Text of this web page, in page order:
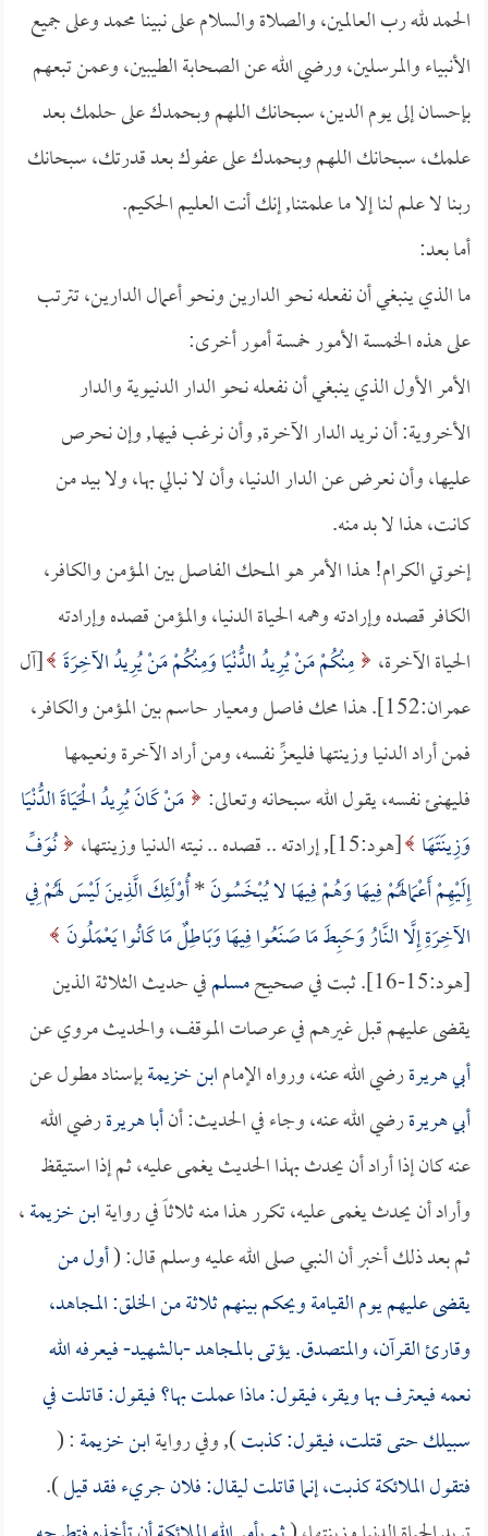
الحمد لله رب العالمين، والصلاة والسلام على نبينا محمد وعلى جميع
الأنبياء والمرسلين، ورضي الله عن الصحابة الطيبين، وعمن تبعهم
بإحسان إلى يوم الدين، سبحانك اللهم وبحمدك على حلمك بعد
علمك، سبحانك اللهم وبحمدك على عفوك بعد قدرتك، سبحانك
ربنا لا علم لنا إلا ما علمتنا, إنك أنت العليم الحكيم.
أما بعد:
ما الذي ينبغي أن نفعله نحو الدارين ونحو أعمال الدارين، تترتب
على هذه الخمسة الأمور خمسة أمور أخرى:
الأمر الأول الذي ينبغي أن نفعله نحو الدار الدنيوية والدار
الأخروية: أن نريد الدار الآخرة, وأن نرغب فيها, وإن نحرص
عليها، وأن نعرض عن الدار الدنيا، وأن لا نبالي بها، ولا بيد من
كانت، هذا لا بد منه.
إخوتي الكرام! هذا الأمر هو المحك الفاصل بين المؤمن والكافر،
الكافر قصده وإرادته وهمه الحياة الدنيا، والمؤمن قصده وإرادته
الحياة الآخرة، مِنْكُمْ مَنْ يُرِيدُ الدُّنْيَا وَمِنْكُمْ مَنْ يُرِيدُ الآخِرَةَ [آل
عمران:152]. هذا محك فاصل ومعيار حاسم بين المؤمن والكافر،
فمن أراد الدنيا وزينتها فليعزِّ نفسه، ومن أراد الآخرة ونعيمها
فليهنئ نفسه، يقول الله سبحانه وتعالى: مَنْ كَانَ يُرِيدُ الْحَيَاةَ الدُّنْيَا
وَزِينَتَهَا [هود:15], إرادته .. قصده .. نيته الدنيا وزينتها،
نُوَفِّ
إِلَيْهِمْ أَعْمَالَهُمْ فِيهَا وَهُمْ فِيهَا لا يُبْخَسُونَ*أُوْلَئِكَ الَّذِينَ لَيْسَ لَهُمْ فِي
الآخِرَةِ إِلَّا النَّارُ وَحَبِطَ مَا صَنَعُوا فِيهَا وَبَاطِلٌ مَا كَانُوا يَعْمَلُونَ
[هود:15-16]. ثبت في صحيح
مسلمفي حديث الثلاثة الذين
يقضى عليهم قبل غيرهم في عرصات الموقف، والحديث مروي عن
أبي هريرةرضي الله عنه، ورواه الإمامابن خزيمةبإسناد مطول عن
أبي هريرةرضي الله عنه، وجاء في الحديث: أنأبا هريرةرضي الله
عنه كان إذا أراد أن يحدث بهذا الحديث يغمى عليه، ثم إذا استيقظ
وأراد أن يحدث يغمى عليه، تكرر هذا منه ثلاثاً في روايةابن خزيمة،
ثم بعد ذلك أخبر أن النبي صلى الله عليه وسلم قال: (أول من
يقضى عليهم يوم القيامة ويحكم بينهم ثلاثة من الخلق: المجاهد،
وقارئ القرآن، والمتصدق. يؤتى بالمجاهد -بالشهيد- فيعرفه الله
نعمه فيعترف بها ويقر، فيقول: ماذا عملت بها؟ فيقول: قاتلت في
سبيلك حتى قتلت، فيقول: كذبت), وفي روايةابن خزيمة: (
فتقول الملائكة كذبت، إنما قاتلت ليقال: فلان جريء فقد قيل).